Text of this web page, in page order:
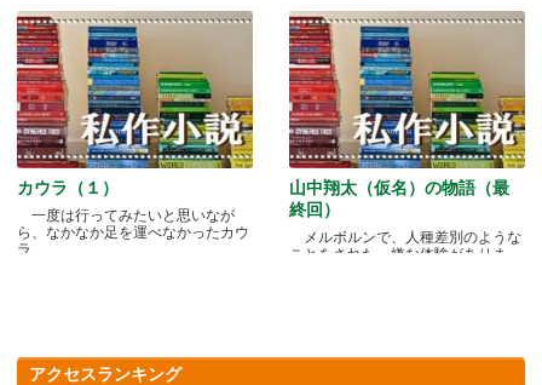
カウラ（１）
一度は行ってみたいと思いなが
ら、なかなか足を運べなかったカウ
ラ.....
山中翔太（仮名）の物語（最
終回）
メルボルンで、人種差別のような
ことをされた、嫌な体験がありま
アクセスランキング